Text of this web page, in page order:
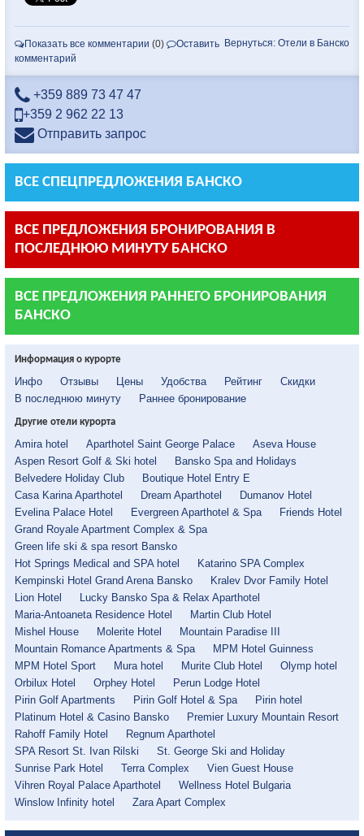
Вернуться: Отели в Банско
Показать все комментарии (0)
Оставить
комментарий
+359 889 73 47 47
+359 2 962 22 13
Отправить запрос
ВСЕ СПЕЦПРЕДЛОЖЕНИЯ БАНСКО
ВСЕ ПРЕДЛОЖЕНИЯ БРОНИРОВАНИЯ В
ПОСЛЕДНЮЮ МИНУТУ БАНСКО
ВСЕ ПРЕДЛОЖЕНИЯ РАННЕГО БРОНИРОВАНИЯ
БАНСКО
Информация о курорте
Инфо Отзывы Цены Удобства Рейтинг
Скидки
В последнюю минуту
Раннее бронирование
Другие отели курорта
Amira hotel Aparthotel Saint George Palace
Aseva House
Aspen Resort Golf & Ski hotel
Bansko Spa and Holidays
Belvedere Holiday Club
Boutique Hotel Entry E
Casa Karina Aparthotel
Dream Aparthotel
Dumanov Hotel
Evelina Palace Hotel
Evergreen Aparthotel & Spa
Friends Hotel
Grand Royale Apartment Complex & Spa
Green life ski & spa resort Bansko
Hot Springs Medical and SPA hotel
Katarino SPA Complex
Kempinski Hotel Grand Arena Bansko
Kralev Dvor Family Hotel
Lion Hotel
Lucky Bansko Spa & Relax Aparthotel
Maria-Antoaneta Residence Hotel
Martin Club Hotel
Mishel House
Molerite Hotel
Mountain Paradise III
Mountain Romance Apartments & Spa
MPM Hotel Guinness
MPM Hotel Sport
Mura hotel Murite Club Hotel
Olymp hotel
Orbilux Hotel
Orphey Hotel
Perun Lodge Hotel
Pirin Golf Apartments
Pirin Golf Hotel & Spa
Pirin hotel
Platinum Hotel & Casino Bansko
Premier Luxury Mountain Resort
Rahoff Family Hotel
Regnum Aparthotel
SPA Resort St. Ivan Rilski
St. George Ski and Holiday
Sunrise Park Hotel
Terra Complex
Vien Guest House
Vihren Royal Palace Aparthotel
Wellness Hotel Bulgaria
Winslow Infinity hotel
Zara Apart Complex